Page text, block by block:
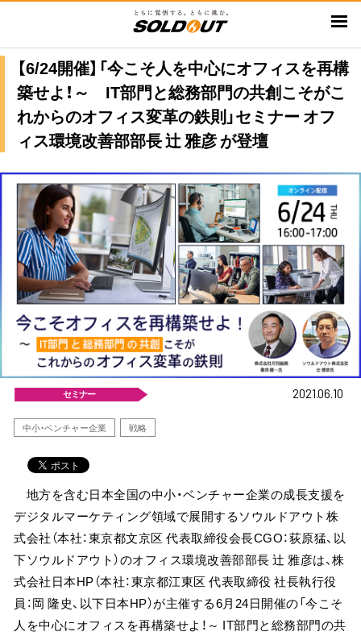
ン
ツ
に
【6/24開催】「今こそ人を中心にオフィスを再構
築せよ！～ IT部門と総務部門の共創こそがこ
れからのオフィス変革の鉄則」セミナー オフ
ィス環境改善部部長 辻 雅彦 が登壇
セミナー 2021.06.10
中小・ベンチャー企業 戦略
地方を含む日本全国の中小・ベンチャー企業の成長支援を
デジタルマーケティング領域で展開するソウルドアウト株
式会社（本社：東京都文京区 代表取締役会長CGO：荻原猛、以
下ソウルドアウト）のオフィス環境改善部部長 辻 雅彦は、株
式会社日本HP（本社：東京都江東区 代表取締役 社長執行役
員：岡 隆史、以下日本HP）が主催する6月24日開催の「今こそ
人を中心にオフィスを再構築せよ！～ IT部門と総務部門の共